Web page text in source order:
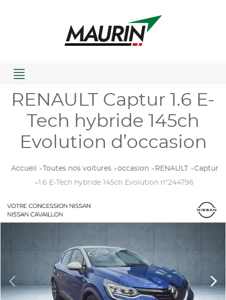
Menu
RENAULT Captur 1.6 E-
Tech hybride 145ch
Evolution d’occasion
Accueil Toutes nos voitures occasion RENAULT
Captur
1.6 E-Tech hybride 145ch Evolution n°244796